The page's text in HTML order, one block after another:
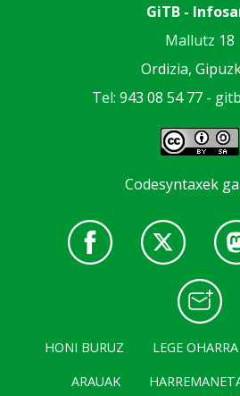
GiTB -
Mallutz 18
Ordizia,
Tel: 943 08 54 77 -
Codesyntaxek
HONI BURUZ LEGE OHARRA
ARAUAK